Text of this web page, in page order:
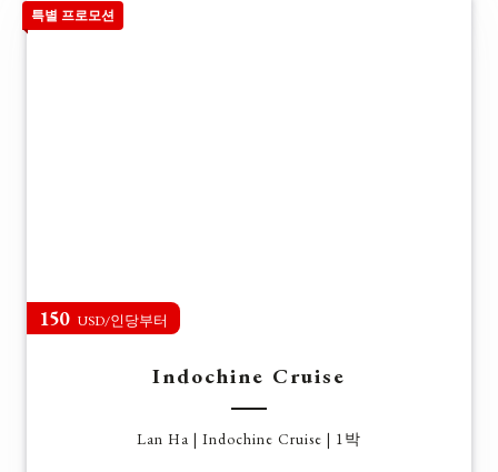
특별 프로모션
150 USD/인당부터
Indochine Cruise
Lan Ha | Indochine Cruise | 1박